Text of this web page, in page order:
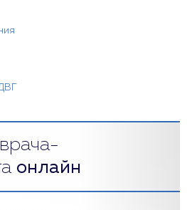
онлайн